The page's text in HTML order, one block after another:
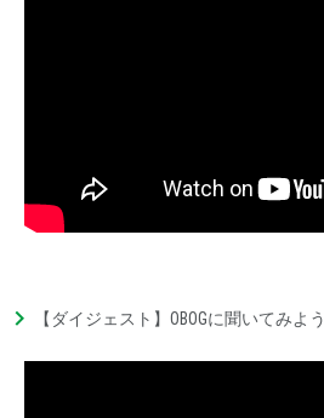
【ダイジェスト】OBOGに聞いてみよ